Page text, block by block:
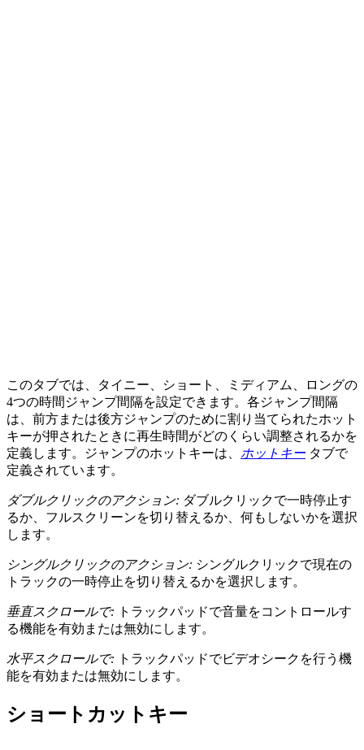
このタブでは、タイニー、ショート、ミディアム、ロングの
4つの時間ジャンプ間隔を設定できます。各ジャンプ間隔
は、前方または後方ジャンプのために割り当てられたホット
キーが押されたときに再生時間がどのくらい調整されるかを
定義します。ジャンプのホットキーは、 ホットキータブで
定義されています。
ダブルクリックのアクション: ダブルクリックで一時停止す
るか、フルスクリーンを切り替えるか、何もしないかを選択
します。
シングルクリックのアクション: シングルクリックで現在の
トラックの一時停止を切り替えるかを選択します。
垂直スクロールで: トラックパッドで音量をコントロールす
る機能を有効または無効にします。
水平スクロールで: トラックパッドでビデオシークを行う機
能を有効または無効にします。
ショートカットキー